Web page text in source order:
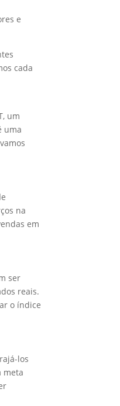
e
cada
um
uma
na
em
ser
reais.
o índice
los
meta